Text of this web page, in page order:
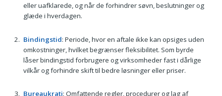
eller uafklarede, og når de forhindrer søvn, beslutninger og
glæde i hverdagen.
Bindingstid: Periode, hvor en aftale ikke kan opsiges uden
omkostninger, hvilket begrænser fleksibilitet. Som byrde
låser bindingstid forbrugere og virksomheder fast i dårlige
vilkår og forhindre skift til bedre løsninger eller priser.
Bureaukrati: Omfattende regler, procedurer og lag af